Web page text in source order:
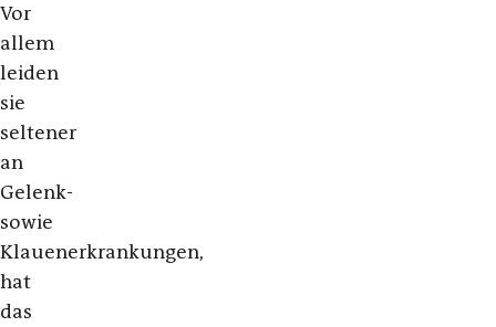
Vor
allem
leiden
sie
seltener
an
Gelenk-
sowie
Klauenerkrankungen,
hat
das